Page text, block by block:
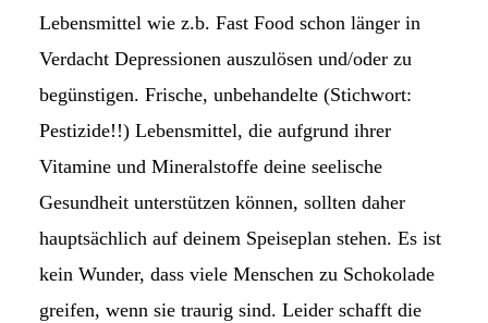
Lebensmittel wie z.b. Fast Food schon länger in
Verdacht Depressionen auszulösen und/oder zu
begünstigen. Frische, unbehandelte (Stichwort:
Pestizide!!) Lebensmittel, die aufgrund ihrer
Vitamine und Mineralstoffe deine seelische
Gesundheit unterstützen können, sollten daher
hauptsächlich auf deinem Speiseplan stehen. Es ist
kein Wunder, dass viele Menschen zu Schokolade
greifen, wenn sie traurig sind. Leider schafft die